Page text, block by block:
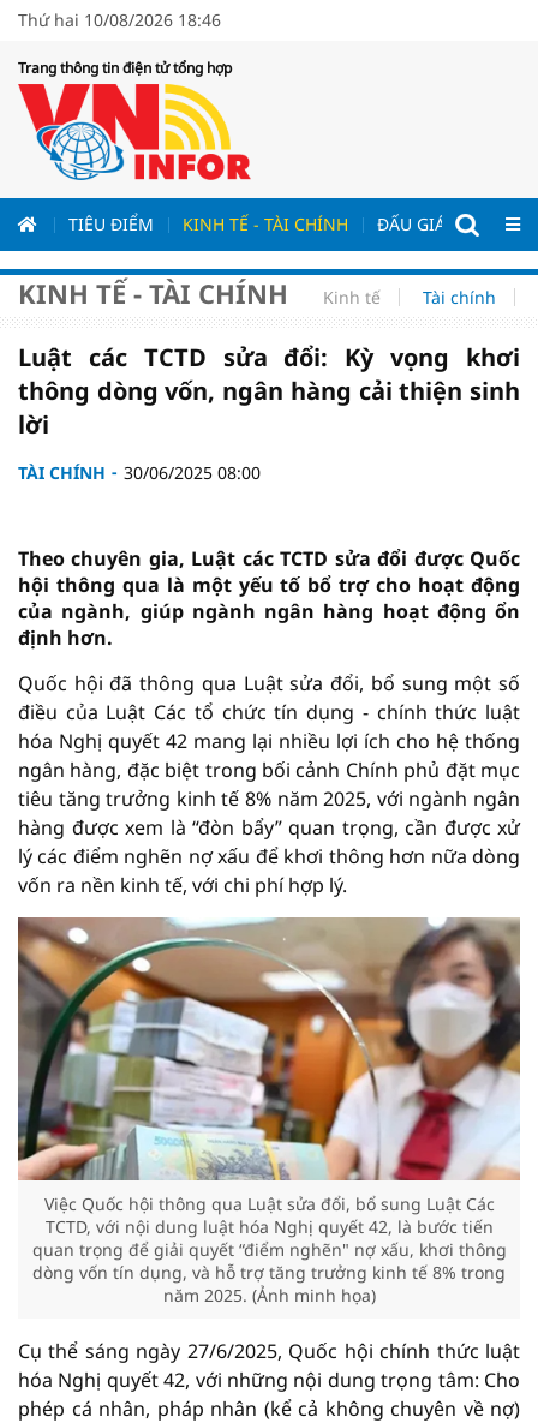
Thứ hai 10/08/2026 18:46
Trang thông tin điện tử tổng hợp
TIÊU ĐIỂM KINH TẾ - TÀI CHÍNH ĐẤU GIÁ - ĐẤU
KINH TẾ - TÀI CHÍNH Kinh tế Tài chính
Luật các TCTD sửa đổi: Kỳ vọng khơi
thông dòng vốn, ngân hàng cải thiện sinh
lời
TÀI CHÍNH 30/06/2025 08:00
Theo chuyên gia, Luật các TCTD sửa đổi được Quốc
hội thông qua là một yếu tố bổ trợ cho hoạt động
của ngành, giúp ngành ngân hàng hoạt động ổn
định hơn.
Quốc hội đã thông qua Luật sửa đổi, bổ sung một số
điều của Luật Các tổ chức tín dụng - chính thức luật
hóa Nghị quyết 42 mang lại nhiều lợi ích cho hệ thống
ngân hàng, đặc biệt trong bối cảnh Chính phủ đặt mục
tiêu tăng trưởng kinh tế 8% năm 2025, với ngành ngân
hàng được xem là “đòn bẩy” quan trọng, cần được xử
lý các điểm nghẽn nợ xấu để khơi thông hơn nữa dòng
vốn ra nền kinh tế, với chi phí hợp lý.
Việc Quốc hội thông qua Luật sửa đổi, bổ sung Luật Các
TCTD, với nội dung luật hóa Nghị quyết 42, là bước tiến
quan trọng để giải quyết “điểm nghẽn" nợ xấu, khơi thông
dòng vốn tín dụng, và hỗ trợ tăng trưởng kinh tế 8% trong
năm 2025. (Ảnh minh họa)
Cụ thể sáng ngày 27/6/2025, Quốc hội chính thức luật
hóa Nghị quyết 42, với những nội dung trọng tâm: Cho
phép cá nhân, pháp nhân (kể cả không chuyên về nợ)